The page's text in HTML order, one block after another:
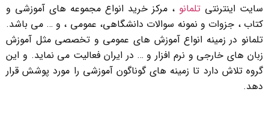
سایت اینترنتی تلمانو ، مرکز خرید انواع مجموعه های آموزشی و
کتاب ، جزوات و نمونه سوالات دانشگاهی، عمومی ، و … می باشد.
تلمانو در زمینه انواع آموزش های عمومی و تخصصی مثل آموزش
زبان های خارجی و نرم افزار و … در ایران فعالیت می نماید. و این
گروه تلاش دارد تا زمینه های گوناگون آموزشی را مورد پوشش قرار
دهد.